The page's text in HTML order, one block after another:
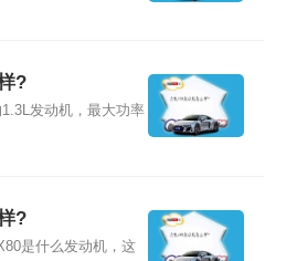
?
发动机，最大功率
?
是什么发动机，这